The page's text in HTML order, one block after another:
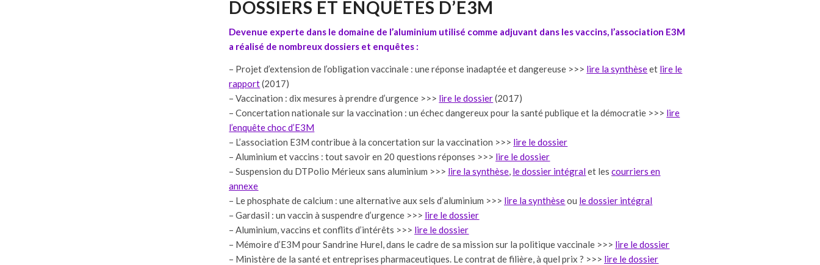
DOSSIERS ET ENQUÊTES D’E3M
Devenue experte dans le domaine de l’aluminium utilisé comme adjuvant dans les vaccins, l’association E3M
a réalisé de nombreux dossiers et enquêtes :
– Projet d’extension de l’obligation vaccinale : une réponse inadaptée et dangereuse >>> lire la synthèseet lire le
rapport(2017)
– Vaccination : dix mesures à prendre d’urgence >>> lire le dossier(2017)
– Concertation nationale sur la vaccination : un échec dangereux pour la santé publique et la démocratie >>> lire
l’enquête choc d’E3M
– L’association E3M contribue à la concertation sur la vaccination >>> lire le dossier
– Aluminium et vaccins : tout savoir en 20 questions réponses >>> lire le dossier
– Suspension du DTPolio Mérieux sans aluminium >>> lire la synthèse le dossier intégralet lescourriers en
annexe
– Le phosphate de calcium : une alternative aux sels d’aluminium >>> lire la synthèseou le dossier intégral
– Gardasil : un vaccin à suspendre d’urgence >>> lire le dossier
– Aluminium, vaccins et conflits d’intérêts >>> lire le dossier
– Mémoire d’E3M pour Sandrine Hurel, dans le cadre de sa mission sur la politique vaccinale >>> lire le dossier
– Ministère de la santé et entreprises pharmaceutiques. Le contrat de filière, à quel prix ? >>> lire le dossier